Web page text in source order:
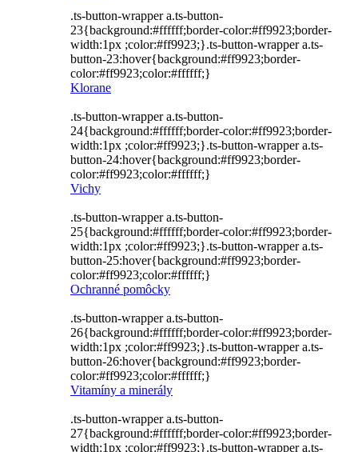
.ts-button-wrapper a.ts-button-
23{background:#ffffff;border-color:#ff9923;border-
width:1px ;color:#ff9923;}.ts-button-wrapper a.ts-
button-23:hover{background:#ff9923;border-
color:#ff9923;color:#ffffff;}
Klorane
.ts-button-wrapper a.ts-button-
24{background:#ffffff;border-color:#ff9923;border-
width:1px ;color:#ff9923;}.ts-button-wrapper a.ts-
button-24:hover{background:#ff9923;border-
color:#ff9923;color:#ffffff;}
Vichy
.ts-button-wrapper a.ts-button-
25{background:#ffffff;border-color:#ff9923;border-
width:1px ;color:#ff9923;}.ts-button-wrapper a.ts-
button-25:hover{background:#ff9923;border-
color:#ff9923;color:#ffffff;}
Ochranné pomôcky
.ts-button-wrapper a.ts-button-
26{background:#ffffff;border-color:#ff9923;border-
width:1px ;color:#ff9923;}.ts-button-wrapper a.ts-
button-26:hover{background:#ff9923;border-
color:#ff9923;color:#ffffff;}
Vitamíny a minerály
.ts-button-wrapper a.ts-button-
27{background:#ffffff;border-color:#ff9923;border-
width:1px ;color:#ff9923;}.ts-button-wrapper a.ts-